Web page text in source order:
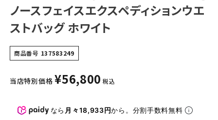
ジャケット・アウター
キャップ・ハット
ニット帽・ビーニー
バックパック・リュック
スニーカー・ブーツ
ノースフェイスエクスペディションウエ
ストバッグ ホワイト
商品番号 137583249
当店特別価格 ¥56,800 税込
なら 月々18,933円から。分割手数料無料